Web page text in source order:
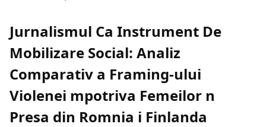
Jurnalismul Ca Instrument De
Mobilizare Social: Analiz
Comparativ a Framing-ului
Violenei mpotriva Femeilor n
Presa din Romnia i Finlanda